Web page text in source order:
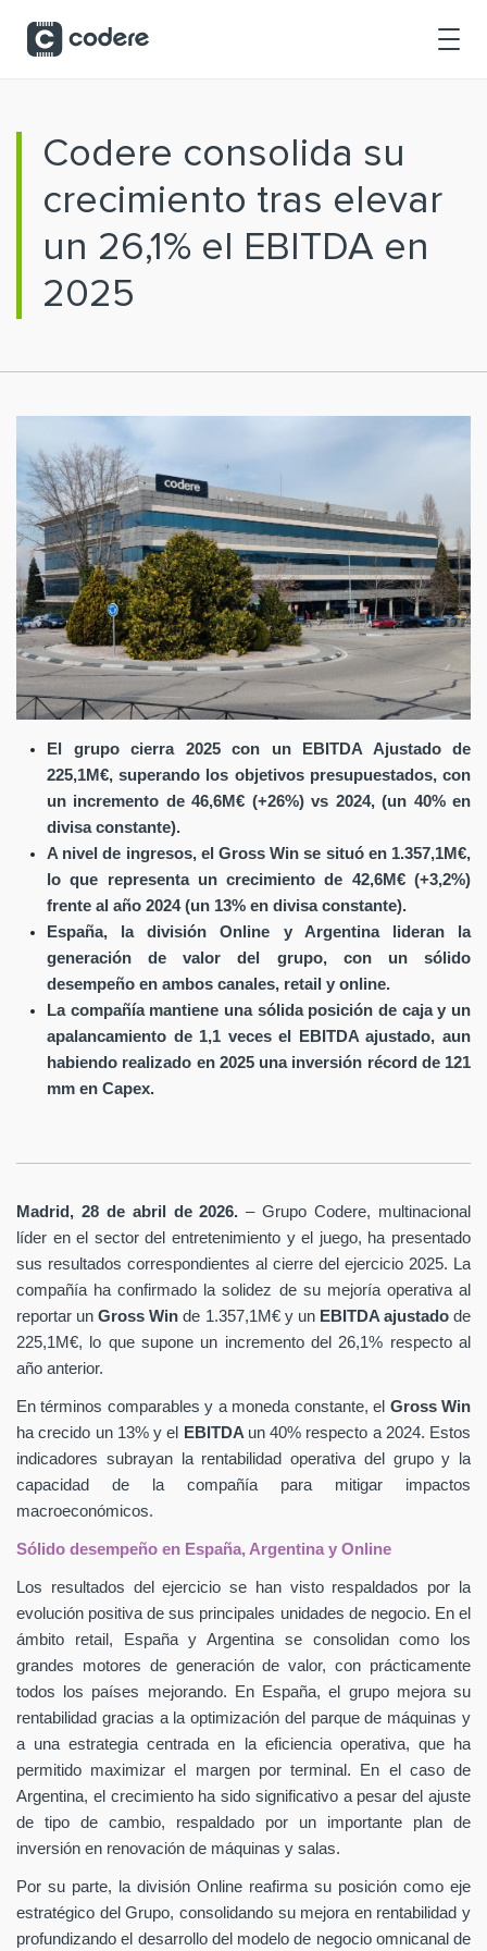
Codere consolida su
crecimiento tras elevar
un 26,1% el EBITDA en
2025
El grupo cierra 2025 con un EBITDA Ajustado de
225,1M€, superando los objetivos presupuestados, con
un incremento de 46,6M€ (+26%) vs 2024, (un 40% en
divisa constante).
A nivel de ingresos, el Gross Win se situó en 1.357,1M€,
lo que representa un crecimiento de 42,6M€ (+3,2%)
frente al año 2024 (un 13% en divisa constante).
España, la división Online y Argentina lideran la
generación de valor del grupo, con un sólido
desempeño en ambos canales, retail y online.
La compañía mantiene una sólida posición de caja y un
apalancamiento de 1,1 veces el EBITDA ajustado, aun
habiendo realizado en 2025 una inversión récord de 121
mm en Capex.
Madrid, 28 de abril de 2026. – Grupo Codere, multinacional
líder en el sector del entretenimiento y el juego, ha presentado
sus resultados correspondientes al cierre del ejercicio 2025. La
compañía ha confirmado la solidez de su mejoría operativa al
reportar unGross Winde 1.357,1M€ y un EBITDA ajustadode
225,1M€, lo que supone un incremento del 26,1% respecto al
año anterior.
En términos comparables y a moneda constante, el Gross Win
ha crecido un 13% y el
EBITDA un 40% respecto a 2024. Estos
indicadores subrayan la rentabilidad operativa del grupo y la
capacidad de la compañía para mitigar impactos
macroeconómicos.
Sólido desempeño en España, Argentina y Online
Los resultados del ejercicio se han visto respaldados por la
evolución positiva de sus principales unidades de negocio. En el
ámbito retail, España y Argentina se consolidan como los
grandes motores de generación de valor, con prácticamente
todos los países mejorando. En España, el grupo mejora su
rentabilidad gracias a la optimización del parque de máquinas y
a una estrategia centrada en la eficiencia operativa, que ha
permitido maximizar el margen por terminal. En el caso de
Argentina, el crecimiento ha sido significativo a pesar del ajuste
de tipo de cambio, respaldado por un importante plan de
inversión en renovación de máquinas y salas.
Por su parte, la división Online reafirma su posición como eje
estratégico del Grupo, consolidando su mejora en rentabilidad y
profundizando el desarrollo del modelo de negocio omnicanal de